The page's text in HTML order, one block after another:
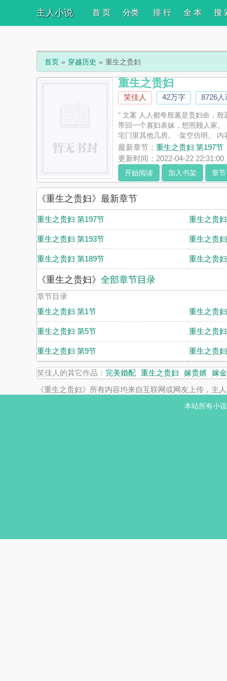
主人小说 首 页 分类 排 行 全 本 搜
首页 穿越历史 重生之贵妇
重生之贵妇
笑佳人 42万字 8726人
" 文案 人人都夸殷蕙是贵妇命，
带回一个寡妇表妹，想照顾人家
宅门里其他几房。 ·架空仿明。
自信最美
最新章节： 重生之贵妇 第197节
更新时间：2022-04-22 22:31:00
开始阅读 加入书架 章
《重生之贵妇》最新章节
重生之贵妇 第197节 重生之贵
重生之贵妇 第193节 重生之贵
重生之贵妇 第189节 重生之贵
《重生之贵妇》 全部章节目录
章节目录
重生之贵妇 第1节
重生之贵
重生之贵妇 第5节 重生之贵
重生之贵妇 第9节 重生之贵
笑佳人的其它作品： 完美婚配 重生之贵妇 嫁贵婿 嫁
《重生之贵妇》所有内容均来自互联网或网友上传，主
本站所有小